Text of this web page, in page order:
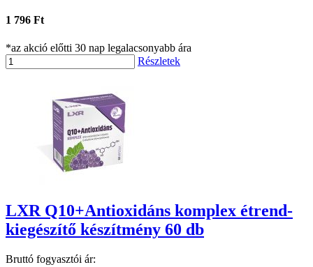
1 796 Ft
*az akció előtti 30 nap legalacsonyabb ára
Részletek
LXR Q10+Antioxidáns komplex étrend-
kiegészítő készítmény 60 db
Bruttó fogyasztói ár: